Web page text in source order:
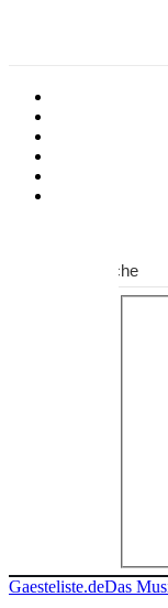
Suche
Gaesteliste.deDas